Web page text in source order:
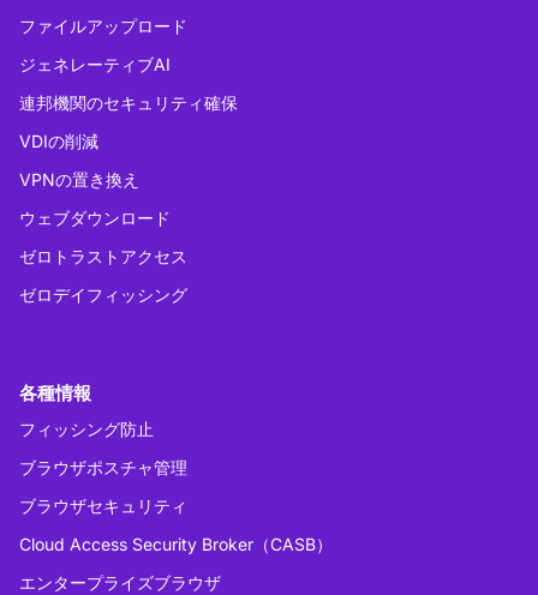
ファイルアップロード
ジェネレーティブAI
連邦機関のセキュリティ確保
VDIの削減
VPNの置き換え
ウェブダウンロード
ゼロトラストアクセス
ゼロデイフィッシング
各種情報
フィッシング防止
ブラウザポスチャ管理
ブラウザセキュリティ
Cloud Access Security Broker（CASB）
エンタープライズブラウザ